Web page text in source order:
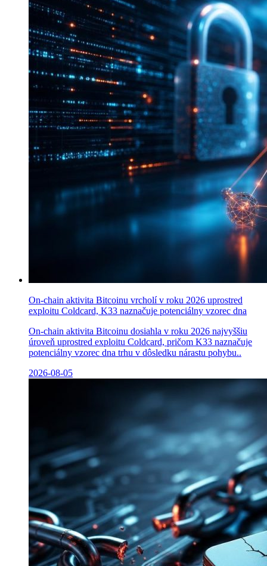
On-chain aktivita Bitcoinu vrcholí v roku 2026 uprostred
exploitu Coldcard, K33 naznačuje potenciálny vzorec dna
On-chain aktivita Bitcoinu dosiahla v roku 2026 najvyššiu
úroveň uprostred exploitu Coldcard, pričom K33 naznačuje
potenciálny vzorec dna trhu v dôsledku nárastu pohybu..
2026-08-05